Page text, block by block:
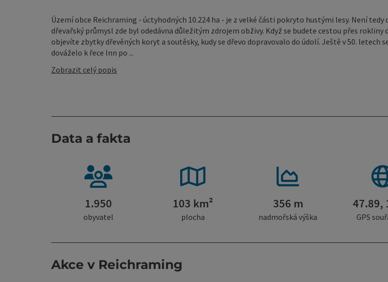
Území obce Reichraming - úctyhodných 10.224 ha - je z velké části pokryto hustými lesy. Není tedy
dřevařský průmysl zde byl odedávna důležitým zdrojem obživy. Když se budete cestou přes rokliny
objevíte zbytky dřevěných koryt a soutěsky, kudy se dřevo dopravovalo do údolí. Ještě v 50. letech
dováželo k řece Inn po ...
Zobrazit celý popis
Data a fakta
1.950
obyvatel
103 km²
plocha
356 m
nadmořská výška
47.89,
GPS
Akce v Reichraming